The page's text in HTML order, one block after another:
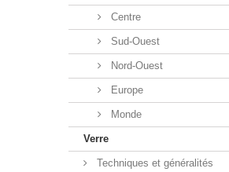
Centre
Sud-Ouest
Nord-Ouest
Europe
Monde
Verre
Techniques et généralités